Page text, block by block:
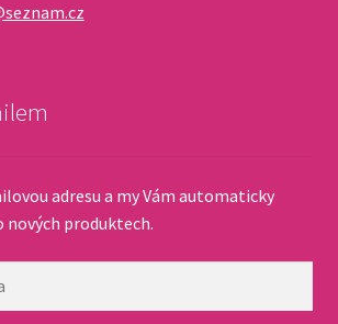
adresu a my Vám automaticky
nových produktech.